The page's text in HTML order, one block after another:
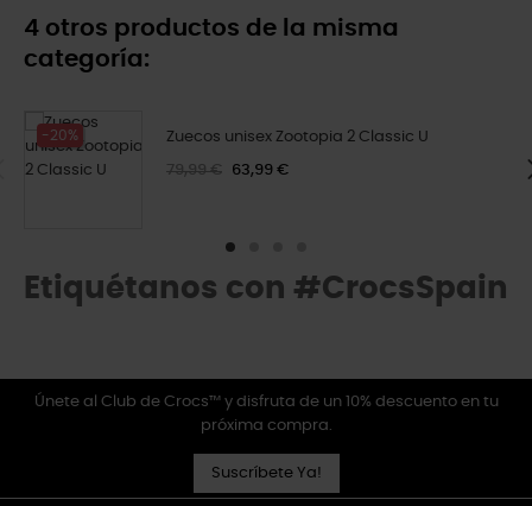
4 otros productos de la misma
categoría:
-20% Zuecos unisex Zootopia 2 Classic U
79,99 € 63,99 €
Etiquétanos con #CrocsSpain
Únete al Club de Crocs™ y disfruta de un 10% descuento en tu
próxima compra.
Suscríbete Ya!